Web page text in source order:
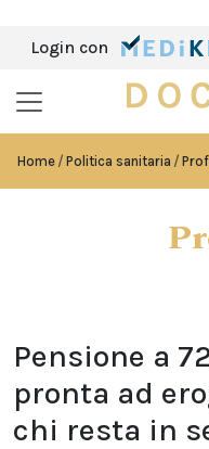
Login con
Home Politica sanitaria
Pensione a
pronta ad
chi resta in